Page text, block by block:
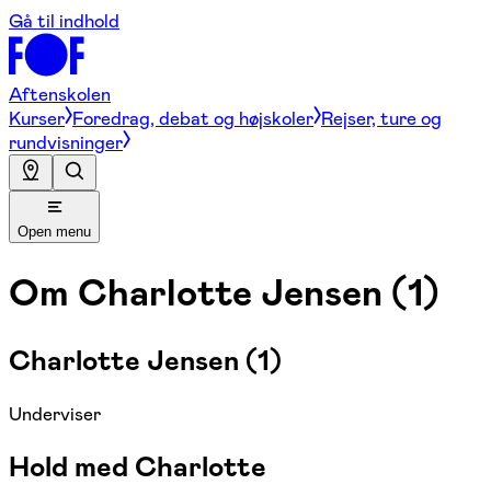
Gå til indhold
Aftenskolen
Kurser Foredrag, debat og højskoler Rejser, ture og
rundvisninger
Open menu
Om Charlotte Jensen (1)
Charlotte Jensen (1)
Underviser
Hold med Charlotte